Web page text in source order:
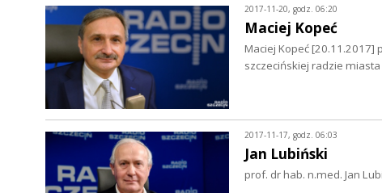
2017-11-20, godz. 06:20
Maciej Kopeć
Maciej Kopeć [20.11.2017]
szczecińskiej radzie miasta
2017-11-17, godz. 06:03
Jan Lubiński
prof. dr hab. n.med. Jan